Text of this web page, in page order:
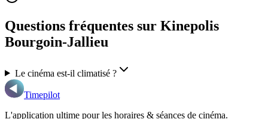
Questions fréquentes sur Kinepolis
Bourgoin-Jallieu
Le cinéma est-il climatisé ?
Timepilot
L'application ultime pour les horaires & séances de cinéma.